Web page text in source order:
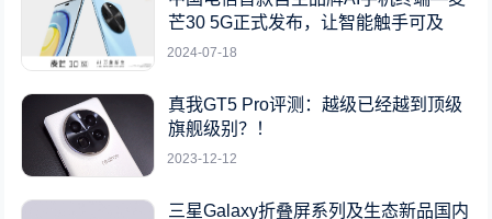
芒30 5G正式发布，让智能触手可及
2024-07-18
真我GT5 Pro评测：越级已经越到顶级
旗舰级别？！
2023-12-12
三星Galaxy折叠屏系列及生态新品国内